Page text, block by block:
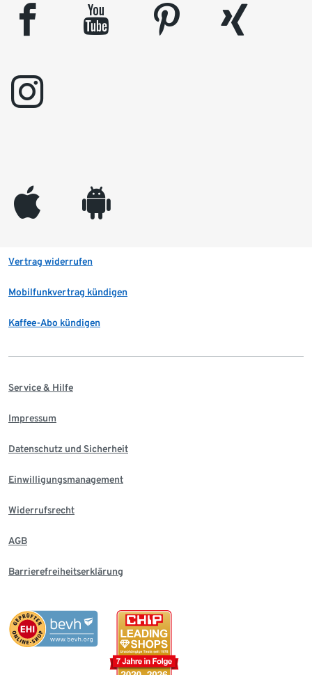
facebook youtube pinterest
xing
instagram
appleinc android
Vertrag widerrufen
Mobilfunkvertrag kündigen
Kaffee-Abo kündigen
Service & Hilfe
Impressum
Datenschutz und Sicherheit
Einwilligungsmanagement
Widerrufsrecht
AGB
Barrierefreiheitserklärung